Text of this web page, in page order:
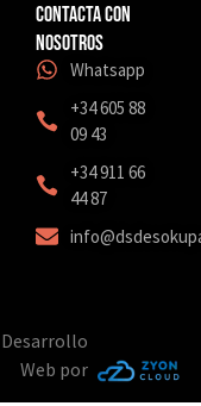
Contacta con
nosotros
Whatsapp
+34 605 88
09 43
‎+34 911 66
44 87
Desarrollo
Web por